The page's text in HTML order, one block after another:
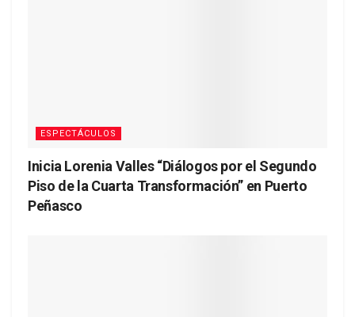
ESPECTÁCULOS
Inicia Lorenia Valles “Diálogos por el Segundo
Piso de la Cuarta Transformación” en Puerto
Peñasco